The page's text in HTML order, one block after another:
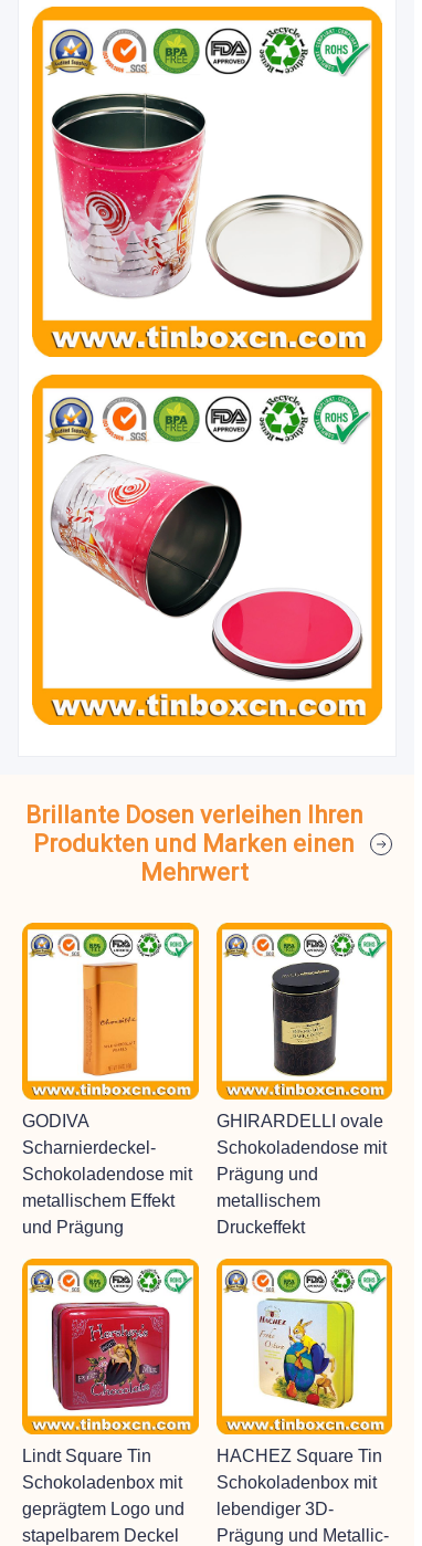
Brillante Dosen verleihen Ihren
Produkten und Marken einen
Mehrwert
GODIVA
Scharnierdeckel-
Schokoladendose mit
metallischem Effekt
und Prägung
GHIRARDELLI ovale
Schokoladendose mit
Prägung und
metallischem
Druckeffekt
Lindt Square Tin
Schokoladenbox mit
geprägtem Logo und
stapelbarem Deckel
HACHEZ Square Tin
Schokoladenbox mit
lebendiger 3D-
Prägung und Metallic-